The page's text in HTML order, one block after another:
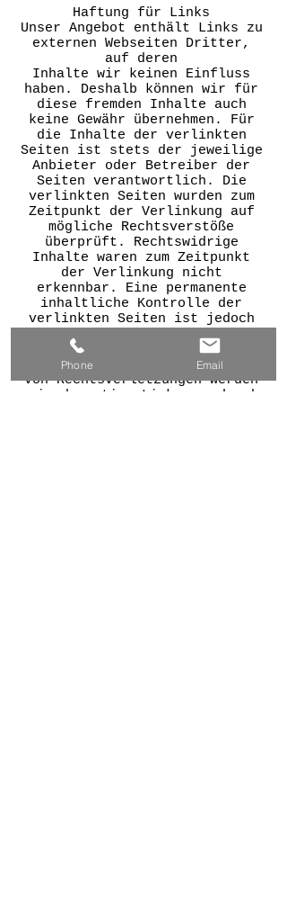
Haftung für Links
Unser Angebot enthält Links zu
externen Webseiten Dritter,
auf deren
Inhalte wir keinen Einfluss
haben. Deshalb können wir für
diese fremden Inhalte auch
keine Gewähr übernehmen. Für
die Inhalte der verlinkten
Seiten ist stets der jeweilige
Anbieter oder Betreiber der
Seiten verantwortlich. Die
verlinkten Seiten wurden zum
Zeitpunkt der Verlinkung auf
mögliche Rechtsverstöße
überprüft. Rechtswidrige
Inhalte waren zum Zeitpunkt
der Verlinkung nicht
erkennbar. Eine permanente
inhaltliche Kontrolle der
verlinkten Seiten ist jedoch
ohne konkrete Anhaltspunkte
einer Rechtsverletzung nicht
zumutbar. Bei Bekanntwerden
von Rechtsverletzungen werden
wir derartige Links umgehend
Phone Email